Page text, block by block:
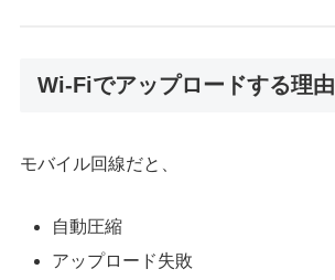
Wi-Fiでアップロードする理由
モバイル回線だと、
自動圧縮
アップロード失敗